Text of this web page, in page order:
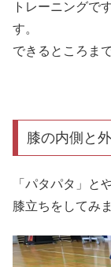
トレーニングで
す。
できるところま
膝の内側と
「パタパタ」と
膝立ちをしてみ